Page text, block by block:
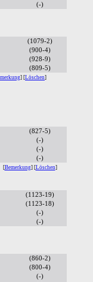
(-)
(1079-2)
(900-4)
(928-9)
(809-5)
] [Löschen]
(827-5)
(-)
(-)
(-)
[Bemerkung] [Löschen]
(1123-19)
(1123-18)
(-)
(-)
(860-2)
(800-4)
(-)